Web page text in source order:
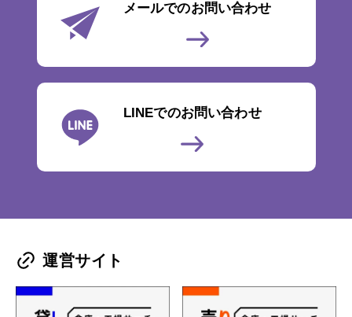
メールでのお問い合わせ
LINEでのお問い合わせ
運営サイト